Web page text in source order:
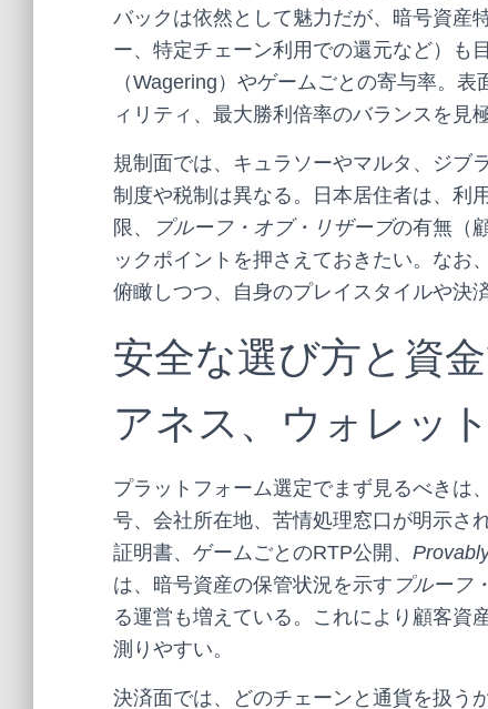
バックは依然として魅力だが、暗号資産
ー、特定チェーン利用での還元など）も
（Wagering）やゲームごとの寄与率。
ィリティ、最大勝利倍率のバランスを見
規制面では、キュラソーやマルタ、ジブ
制度や税制は異なる。日本居住者は、利
限、
プルーフ・オブ・リザーブの有無（
ックポイントを押さえておきたい。なお
俯瞰しつつ、自身のプレイスタイルや決
安全な選び方と資
アネス、ウォレッ
プラットフォーム選定でまず見るべきは
号、会社所在地、苦情処理窓口が明示さ
証明書、ゲームごとのRTP公開、
は、暗号資産の保管状況を示す プルーフ
る運営も増えている。これにより顧客資
測りやすい。
決済面では、どのチェーンと通貨を扱う